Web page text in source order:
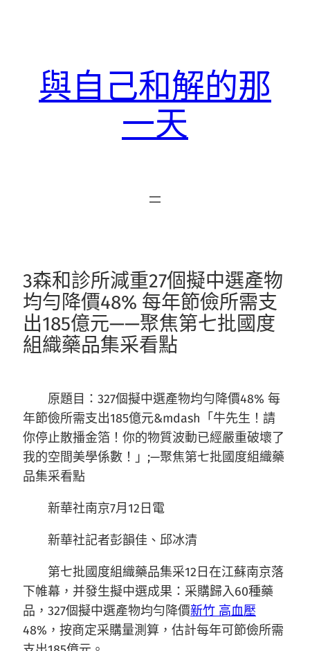
與自己和解的那
一天
3森和診所減重27個擬中選產物
均勻降價48% 每年節儉所需支
出185億元——聚焦第七批國度
組織藥品集采看點
原題目：327個擬中選產物均勻降價48% 每
年節儉所需支出185億元&mdash「牛先生！請
你停止散播金箔！你的物質波動已經嚴重破壞了
我的空間美學係數！」;—聚焦第七批國度組織藥
品集采看點
新華社南京7月12日電
新華社記者彭韻佳、邱冰清
第七批國度組織藥品集采12日在江蘇南京落
下帷幕，并發生擬中選成果：采購歸入60種藥
品，327個擬中選產物均勻降價新竹 高血壓
48%，按商定采購量測算，估計每年可節儉所需